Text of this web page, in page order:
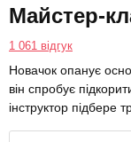
Майстер-
1 061 відгук
Новачок опанує
він спробує
інструктор підбере